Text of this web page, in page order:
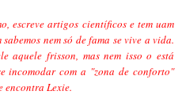
escreve artigos científicos e tem uam
nem só de fama se vive a vida.
aquele frisson, mas nem isso o está
incomodar com a "zona de conforto"
encontra Lexie.